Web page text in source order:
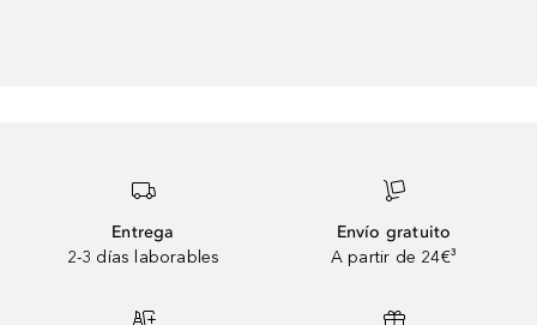
Entrega
2-3 días laborables
Envío gratuito
A partir de 24€³